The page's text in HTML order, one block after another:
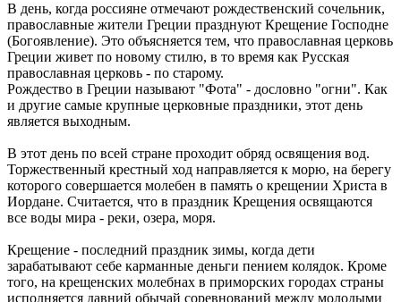
В день, когда россияне отмечают рождественский сочельник,
православные жители Греции празднуют Крещение Господне
(Богоявление). Это объясняется тем, что православная церковь
Греции живет по новому стилю, в то время как Русская
православная церковь - по старому.
Рождество в Греции называют "Фота" - дословно "огни". Как
и другие самые крупные церковные праздники, этот день
является выходным.
В этот день по всей стране проходит обряд освящения вод.
Торжественный крестный ход направляется к морю, на берегу
которого совершается молебен в память о крещении Христа в
Иордане. Считается, что в праздник Крещения освящаются
все воды мира - реки, озера, моря.
Крещение - последний праздник зимы, когда дети
зарабатывают себе карманные деньги пением колядок. Кроме
того, на крещенских молебнах в приморских городах страны
исполняется давний обычай соревнований между молодыми